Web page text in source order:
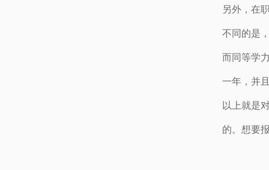
另外，在
不同的是
而同等学
一年，并
以上就是
的。想要